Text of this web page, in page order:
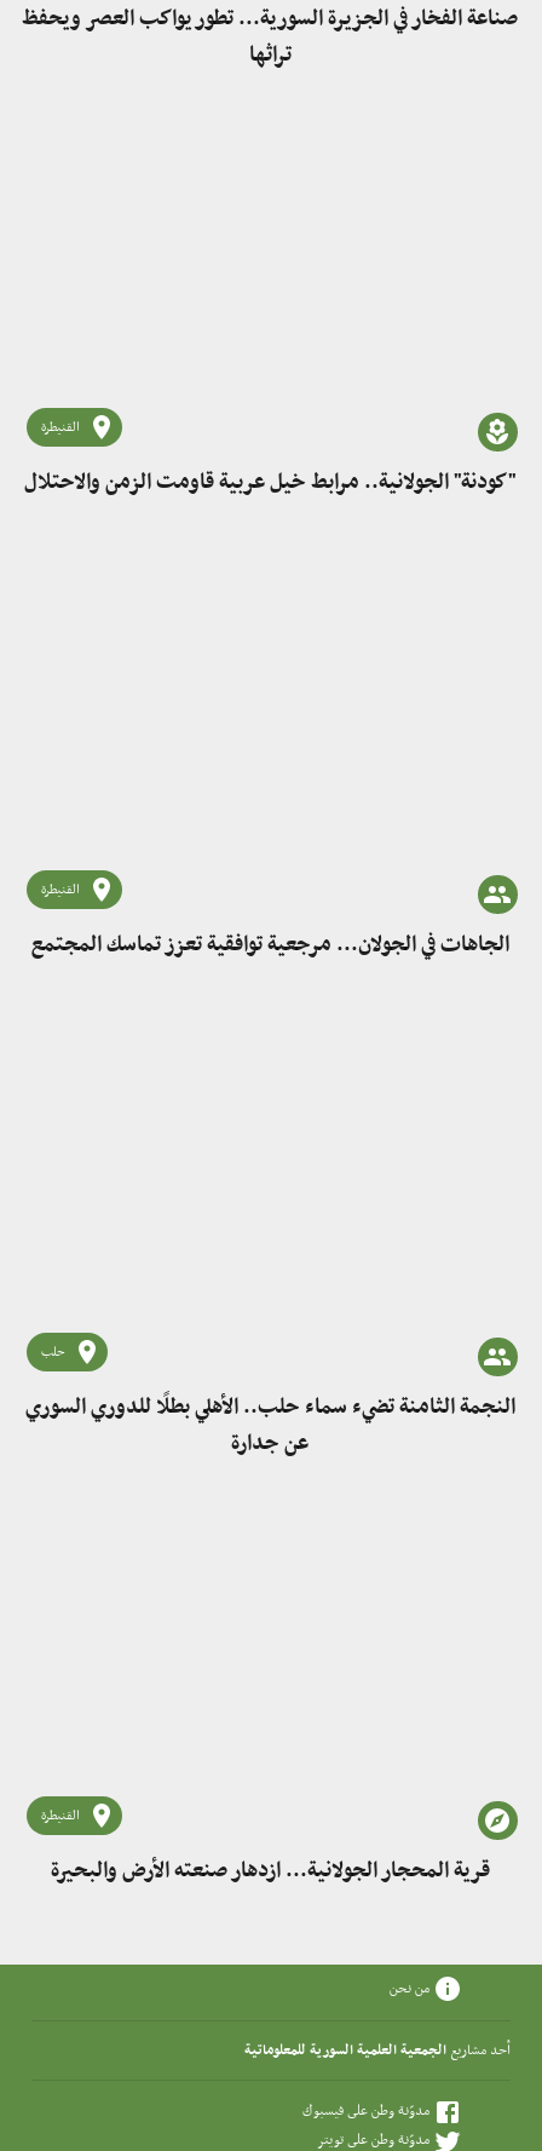
صناعة الفخار في الجزيرة السورية... تطور يواكب العصر ويحفظ
تراثها
القنيطرة
"كودنة" الجولانية.. مرابط خيل عربية قاومت الزمن والاحتلال
القنيطرة
الجاهات في الجولان... مرجعية توافقية تعزز تماسك المجتمع
حلب
النجمة الثامنة تضيء سماء حلب.. الأهلي بطلًا للدوري السوري
عن جدارة
القنيطرة
قرية المحجار الجولانية... ازدهار صنعته الأرض والبحيرة
من نحن
أحد مشاريع الجمعية العلمية السورية للمعلوماتية
مدوّنة وطن على فيسبوك
مدوّنة وطن على تويتر